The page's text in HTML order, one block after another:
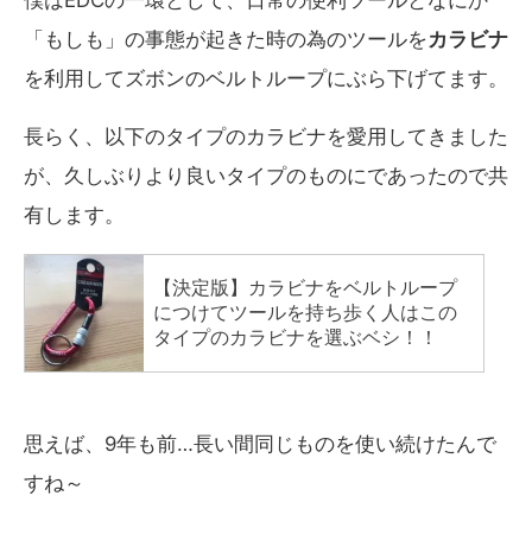
「もしも」の事態が起きた時の為のツールをカラビナ
を利用してズボンのベルトループにぶら下げてます。
長らく、以下のタイプのカラビナを愛用してきました
が、久しぶりより良いタイプのものにであったので共
有します。
思えば、9年も前…長い間同じものを使い続けたんで
すね～